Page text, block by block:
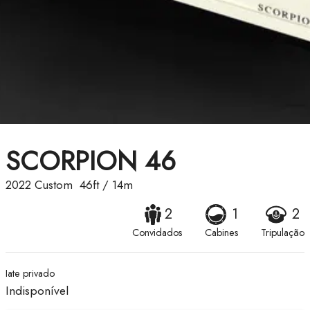
SCORPION 46
2022 Custom 46ft/ 14m
2
Convidados
1
Cabines
2
Tripulação
Iate privado
Indisponível